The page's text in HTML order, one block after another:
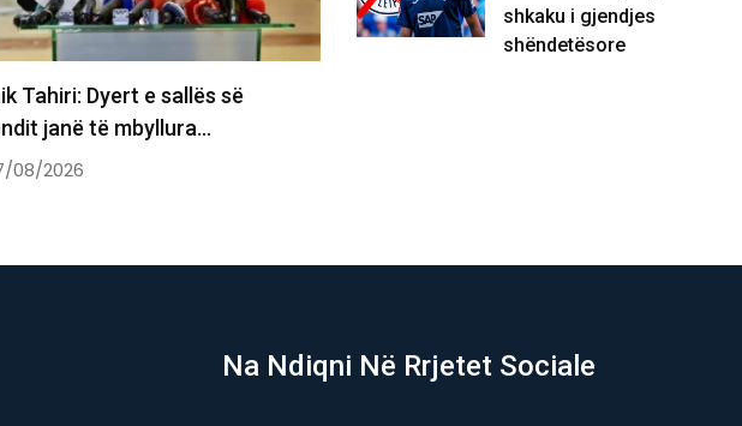
Maliqi: Deputetët t’i drejtohen
Supremes për Kurtin e Haxhiun jo…
shkaku i gjendjes
shëndetësore
Na Ndiqni Në Rrjetet Sociale